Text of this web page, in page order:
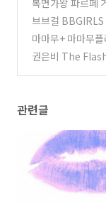
(0)
복면가왕 파르페
복면가왕 1급특
415회
(0)
브브걸
E 가사 노래 뮤비
마마무+ 마마무
g 가사 노래 뮤비
권은비 The
관련글